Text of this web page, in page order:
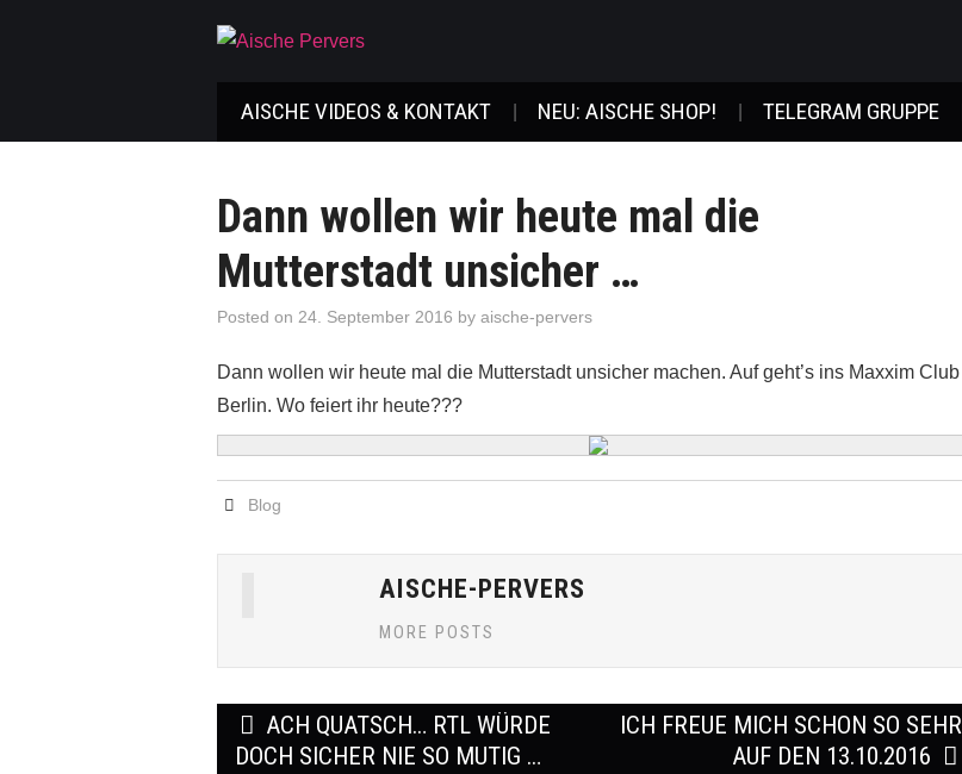
AISCHE VIDEOS & KONTAKT NEU: AISCHE SHOP! TELEGRAM GRUPPE
Dann wollen wir heute mal die
Mutterstadt unsicher …
Posted on 24. September 2016 by aische-pervers
Dann wollen wir heute mal die Mutterstadt unsicher machen. Auf geht’s ins Maxxim Club
Berlin. Wo feiert ihr heute???
Blog
AISCHE-PERVERS
MORE POSTS
Post
navigation
ACH QUATSCH… RTL WÜRDE
DOCH SICHER NIE SO MUTIG …
ICH FREUE MICH SCHON SO SEHR
AUF DEN 13.10.2016